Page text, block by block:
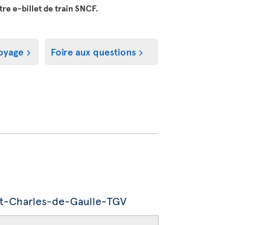
e-billet de train SNCF.
Foire aux questions
Charles-de-Gaulle-TGV